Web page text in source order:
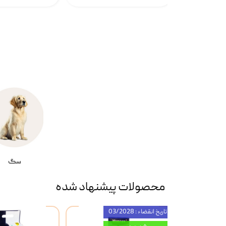
سگ
محصولات پیشنهاد شده
تاریخ انقضاء : 03/2028